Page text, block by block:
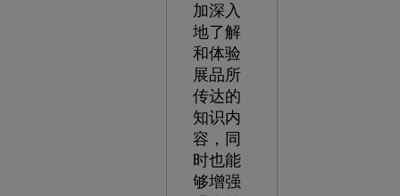
加深入
地了解
和体验
展品所
传达的
知识内
容，同
时也能
够增强